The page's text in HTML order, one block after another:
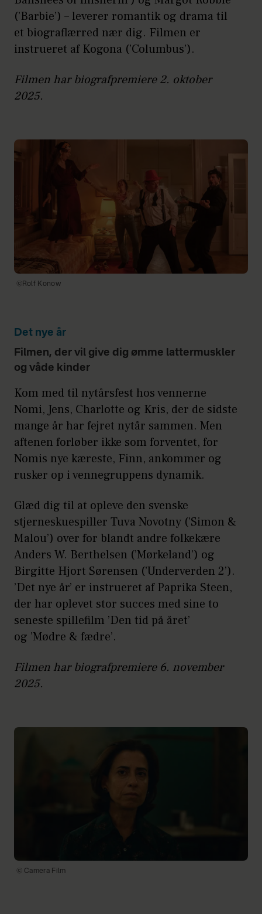
(’Barbie’) – leverer romantik og drama til
et biograflærred nær dig. Filmen er
instrueret af Kogona (’Columbus’).
Filmen har biografpremiere 2. oktober
2025.
©Rolf Konow
Det nye år
Filmen, der vil give dig ømme lattermuskler
og våde kinder
Kom med til nytårsfest hos vennerne
Nomi, Jens, Charlotte og Kris, der de sidste
mange år har fejret nytår sammen. Men
aftenen forløber ikke som forventet, for
Nomis nye kæreste, Finn, ankommer og
rusker op i vennegruppens dynamik.
Glæd dig til at opleve den svenske
stjerneskuespiller Tuva Novotny (’Simon &
Malou’) over for blandt andre folkekære
Anders W. Berthelsen (’Mørkeland’) og
Birgitte Hjort Sørensen (’Underverden 2’).
’Det nye år’ er instrueret af Paprika Steen,
der har oplevet stor succes med sine to
seneste spillefilm ’Den tid på året’
og ’Mødre & fædre’.
Filmen har biografpremiere 6. november
2025.
© Camera Film